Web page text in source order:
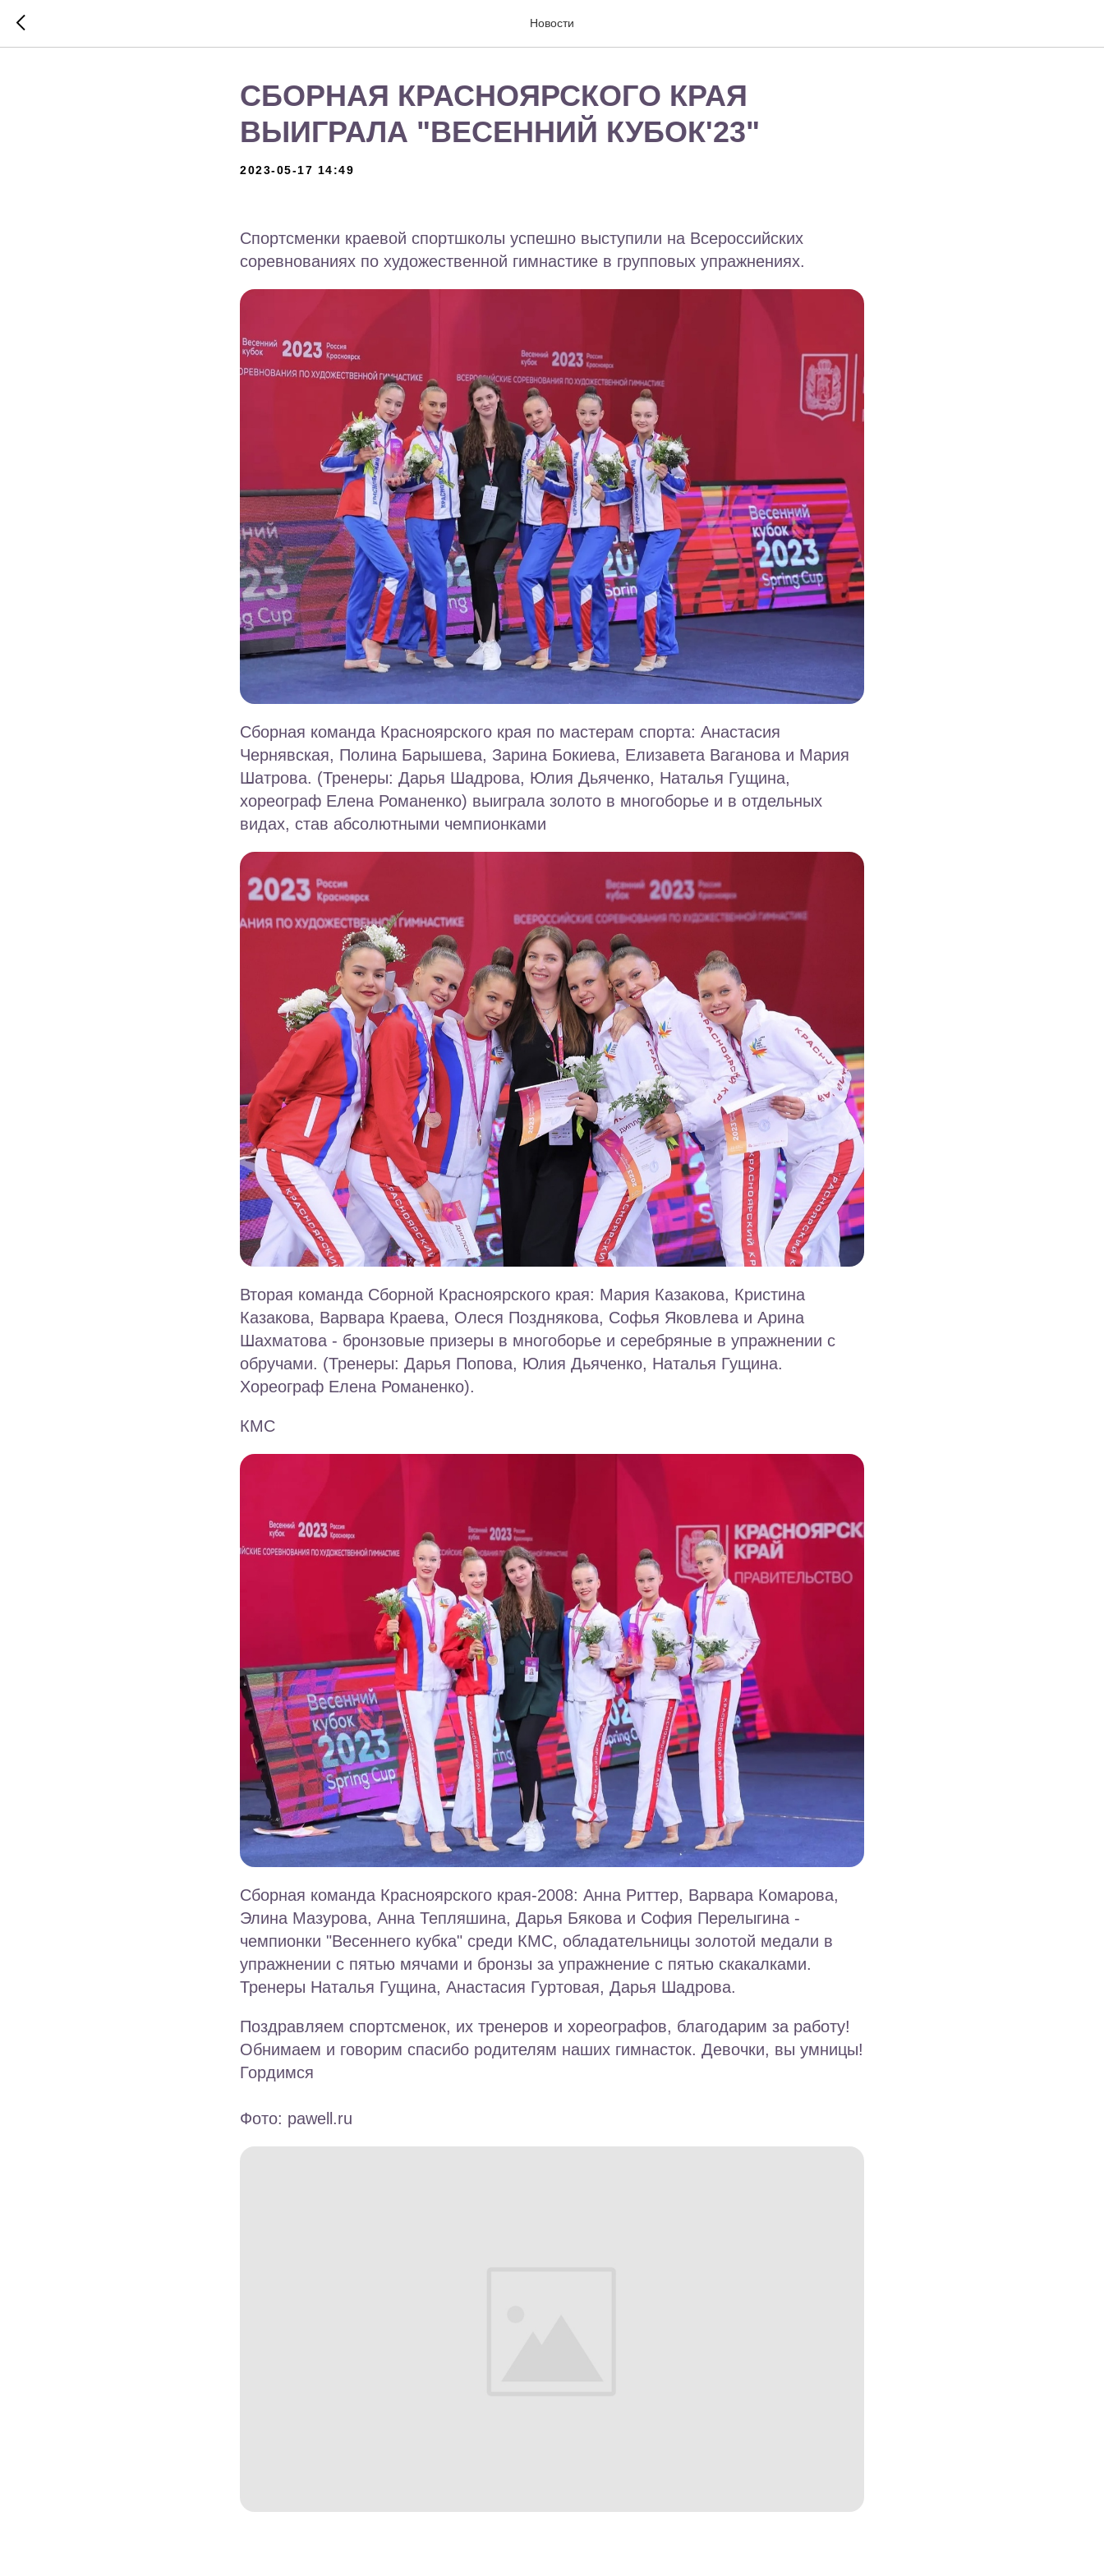
Новости
СБОРНАЯ КРАСНОЯРСКОГО КРАЯ
ВЫИГРАЛА "ВЕСЕННИЙ КУБОК'23"
2023-05-17 14:49
Спортсменки краевой спортшколы успешно выступили на Всероссийских
соревнованиях по художественной гимнастике в групповых упражнениях.
Сборная команда Красноярского края по мастерам спорта: Анастасия
Чернявская, Полина Барышева, Зарина Бокиева, Елизавета Ваганова и Мария
Шатрова. (Тренеры: Дарья Шадрова, Юлия Дьяченко, Наталья Гущина,
хореограф Елена Романенко) выиграла золото в многоборье и в отдельных
видах, став абсолютными чемпионками
Вторая команда Сборной Красноярского края: Мария Казакова, Кристина
Казакова, Варвара Краева, Олеся Позднякова, Софья Яковлева и Арина
Шахматова - бронзовые призеры в многоборье и серебряные в упражнении с
обручами. (Тренеры: Дарья Попова, Юлия Дьяченко, Наталья Гущина.
Хореограф Елена Романенко).
КМС
Сборная команда Красноярского края-2008: Анна Риттер, Варвара Комарова,
Элина Мазурова, Анна Тепляшина, Дарья Бякова и София Перелыгина -
чемпионки "Весеннего кубка" среди КМС, обладательницы золотой медали в
упражнении с пятью мячами и бронзы за упражнение с пятью скакалками.
Тренеры Наталья Гущина, Анастасия Гуртовая, Дарья Шадрова.
Поздравляем спортсменок, их тренеров и хореографов, благодарим за работу!
Обнимаем и говорим спасибо родителям наших гимнасток. Девочки, вы умницы!
Гордимся
Фото: pawell.ru